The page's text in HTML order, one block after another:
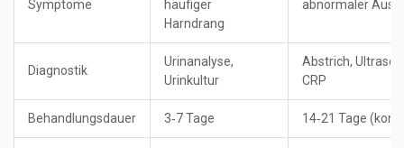
Symptome
häufiger
Harndrang
abnormaler
Diagnostik
Urinanalyse,
Urinkultur
Abstrich,
CRP
Behandlungsdauer 3‑7 Tage 14‑21 Tage